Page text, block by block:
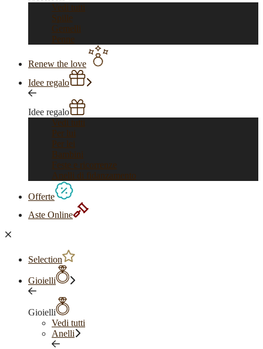
Vedi tutti
Spille
Gemelli
Penne
Renew the love
Idee regalo
Idee regalo
Vedi tutti
Per lui
Per lei
Bambini
Feste e ricorrenze
Anelli di fidanzamento
Offerte
Aste Online
Selection
Gioielli
Gioielli
Vedi tutti
Anelli